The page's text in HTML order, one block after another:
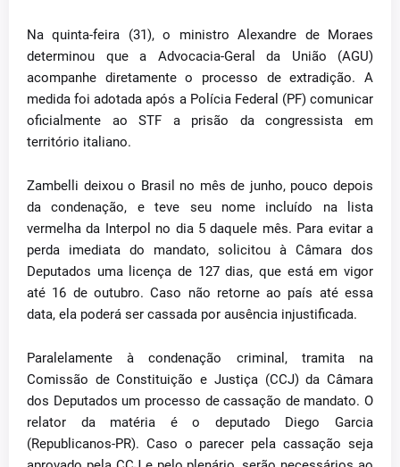
Na quinta-feira (31), o ministro Alexandre de Moraes
determinou que a Advocacia-Geral da União (AGU)
acompanhe diretamente o processo de extradição. A
medida foi adotada após a Polícia Federal (PF) comunicar
oficialmente ao STF a prisão da congressista em
território italiano.
Zambelli deixou o Brasil no mês de junho, pouco depois
da condenação, e teve seu nome incluído na lista
vermelha da Interpol no dia 5 daquele mês. Para evitar a
perda imediata do mandato, solicitou à Câmara dos
Deputados uma licença de 127 dias, que está em vigor
até 16 de outubro. Caso não retorne ao país até essa
data, ela poderá ser cassada por ausência injustificada.
Paralelamente à condenação criminal, tramita na
Comissão de Constituição e Justiça (CCJ) da Câmara
dos Deputados um processo de cassação de mandato. O
relator da matéria é o deputado Diego Garcia
(Republicanos-PR). Caso o parecer pela cassação seja